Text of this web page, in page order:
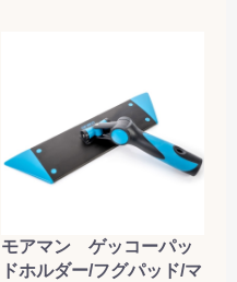
モアマン ゲッコーパッ
ドホルダー/フグパッド/マ